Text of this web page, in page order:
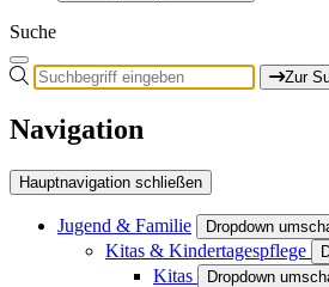
Suche
Zur
Navigation
Hauptnavigation schließen
Jugend & Familie Dropdown
Kitas & Kindertagespflege
Kitas Dropdown